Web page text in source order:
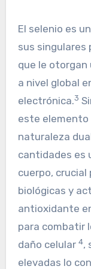
El selenio es
sus singulares
que le otorgan
a nivel global
electrónica.3
este elemento
naturaleza
cantidades es
cuerpo,
biológicas y
antioxidante
para combatir
daño celular 4,
elevadas lo